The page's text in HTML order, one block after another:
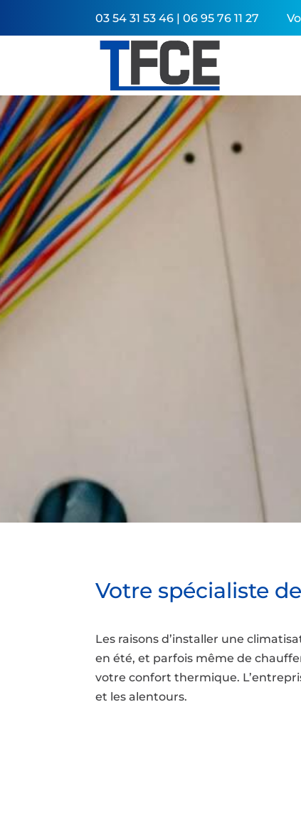
03 54 31 53 46 | 06 95 76 11 27
Votre spécialiste
Les raisons d’installer une
en été, et parfois même de
votre confort thermique.
et les alentours.